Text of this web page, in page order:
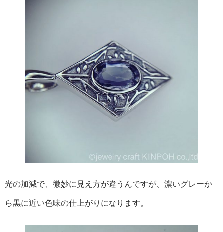
光の加減で、微妙に見え方が違うんですが、濃いグレーか
ら黒に近い色味の仕上がりになります。